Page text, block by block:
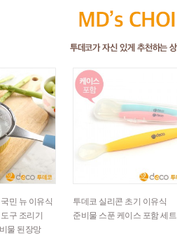
민 뉴 이유식
구 조리기
물 된장망
투데코 실리콘 초기 이유식
준비물 스푼 케이스 포함 세트